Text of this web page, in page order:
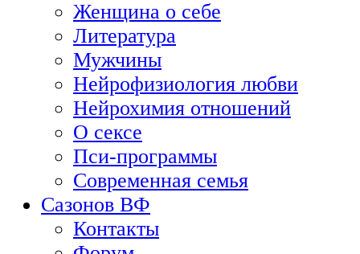
Женщина о себе
Литература
Мужчины
Нейрофизиология любви
Нейрохимия отношений
О сексе
Пси-программы
Современная семья
Сазонов ВФ
Контакты